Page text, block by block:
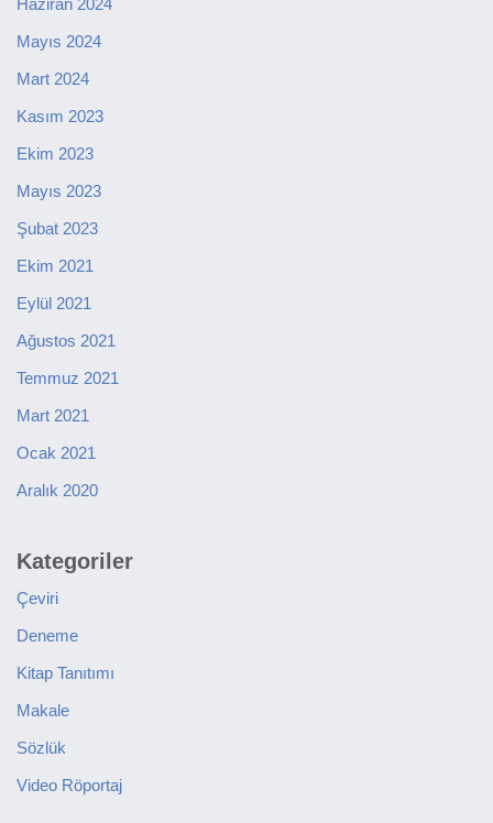
Haziran 2024
Mayıs 2024
Mart 2024
Kasım 2023
Ekim 2023
Mayıs 2023
Şubat 2023
Ekim 2021
Eylül 2021
Ağustos 2021
Temmuz 2021
Mart 2021
Ocak 2021
Aralık 2020
Kategoriler
Çeviri
Deneme
Kitap Tanıtımı
Makale
Sözlük
Video Röportaj